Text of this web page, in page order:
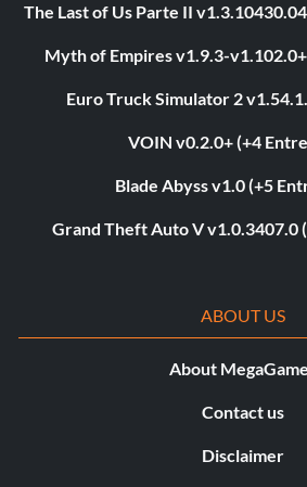
The Last of Us Parte II
Myth of Empires v1.9.3-
Euro Truck Simulator 2
VOIN v0.2.0+ (+4
Blade Abyss v1.0 (+5
Grand Theft Auto V v1.0.3407.0
ABOUT US
About
Contact us
Disclaimer